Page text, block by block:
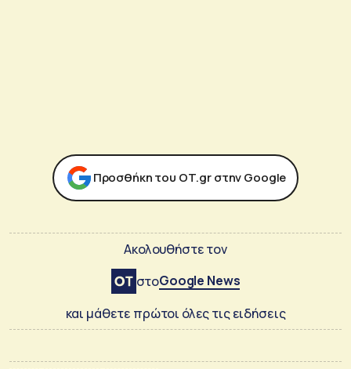
Προσθήκη του ΟΤ.gr στην Google
Ακολουθήστε τον
στοGoogle News
και μάθετε πρώτοι όλες τις ειδήσεις